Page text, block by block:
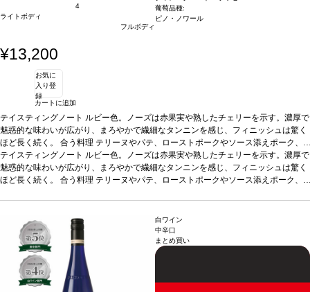
4
ライトボディ
フルボディ
葡萄品種:
ピノ・ノワール
¥13,200
お気に
入り登
録
カートに追加
テイスティングノート ルビー色。ノーズは赤果実や熟したチェリーを示す。濃厚で
魅惑的な味わいが広がり、まろやかで繊細なタンニンを感じ、フィニッシュは驚く
ほど長く続く。 合う料理 テリーヌやパテ、ローストポークやソース添えポーク、
ラムのロースト、仔牛肉の煮込みなどと好相性葡萄品種ピノ・ノワール*本ヴィン
テージが在庫切れの場合、在庫があり価格が同様の場合は自動的に次のヴィンテー
ジに変更されます、ご了承ください。
テイスティングノート ルビー色。ノーズは赤果実や熟したチェリーを示す。濃厚で
魅惑的な味わいが広がり、まろやかで繊細なタンニンを感じ、フィニッシュは驚く
ほど長く続く。 合う料理 テリーヌやパテ、ローストポークやソース添えポーク、
ジに変更されます、ご了承ください。
白ワイン
中辛口
まとめ買い